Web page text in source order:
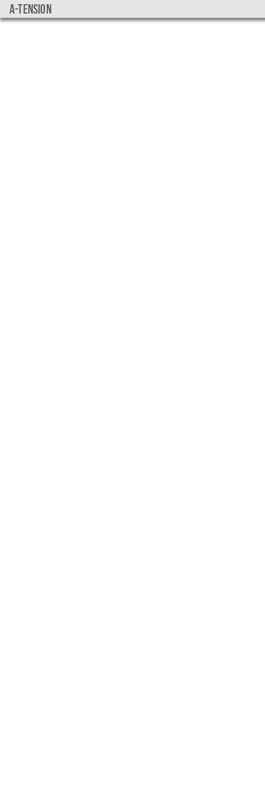
a-tension